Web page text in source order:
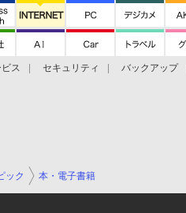
ス セキュリティ バックアップ
ック 本・電子書籍